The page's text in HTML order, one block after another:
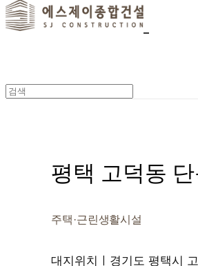
평택 고덕동
주택·근린생활시설
대지위치ㅣ경기도 평택시